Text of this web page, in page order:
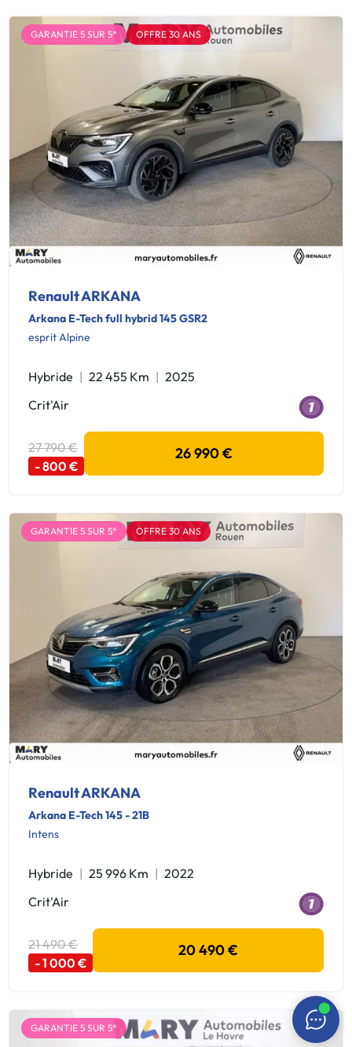
GARANTIE 5 SUR 5* OFFRE 30 ANS
Renault ARKANA
Arkana E-Tech full hybrid 145 GSR2
esprit Alpine
Hybride 22 455 Km
2025
Crit'Air
27 790 €
- 800 €
26 990 €
GARANTIE 5 SUR 5* OFFRE 30 ANS
Renault ARKANA
Arkana E-Tech 145 - 21B
Intens
Hybride 25 996 Km
2022
Crit'Air
21 490 €
- 1 000 €
20 490 €
GARANTIE 5 SUR 5*